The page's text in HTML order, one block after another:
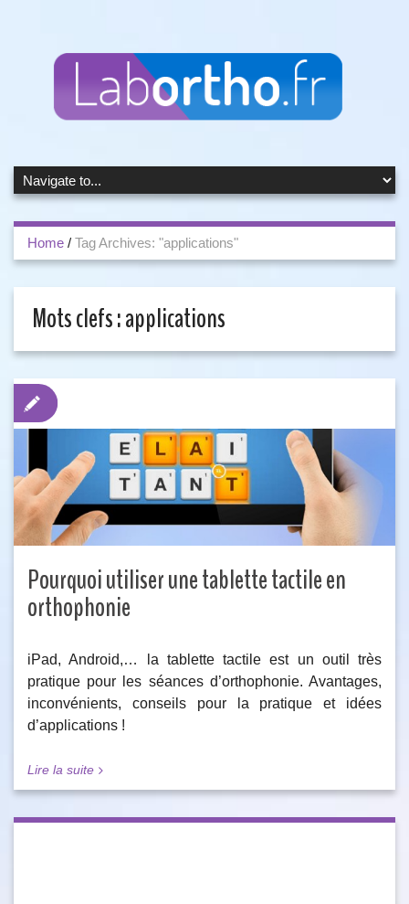
Home / Tag Archives: "applications"
Mots clefs :applications
Pourquoi utiliser une tablette tactile en
orthophonie
iPad, Android,… la tablette tactile est un outil très
pratique pour les séances d’orthophonie. Avantages,
inconvénients, conseils pour la pratique et idées
d’applications !
Lire la suite